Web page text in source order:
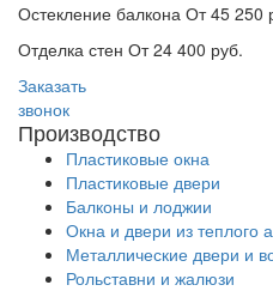
Остекление балкона От 45 250
Отделка стен От 24 400 руб.
Заказать
звонок
Производство
Пластиковые окна
Пластиковые двери
Балконы и лоджии
Окна и двери из теплого
Металлические двери и
Рольставни и жалюзи